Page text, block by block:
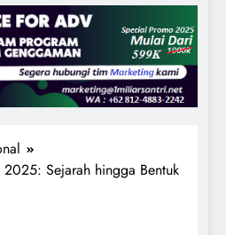
Sejarah hingga Bentuk